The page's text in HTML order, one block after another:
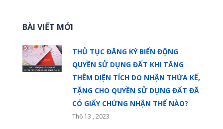
BÀI VIẾT MỚI
THỦ TỤC ĐĂNG KÝ BIẾN ĐỘNG
QUYỀN SỬ DỤNG ĐẤT KHI TĂNG
THÊM DIỆN TÍCH DO NHẬN THỪA KẾ,
TẶNG CHO QUYỀN SỬ DỤNG ĐẤT ĐÃ
CÓ GIẤY CHỨNG NHẬN THẾ NÀO?
Th6 13 , 2023